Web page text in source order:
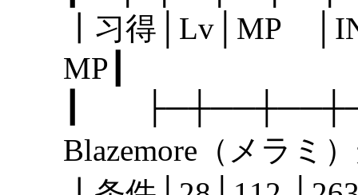
┃习得│Lv│MP
┃
Blazemore（メラ